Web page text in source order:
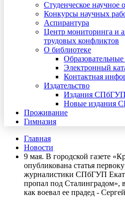
Студенческое научное
Конкурсы научных
Аспирантура
Центр мониторинга и
трудовых конфликтов
О библиотеке
Электронный
Контактная
Издательство
Издания СПбГУП
Новые издания
Проживание
Гимназия
Главная
Новости
9 мая. В городской газете
опубликована статья
журналистики СПбГУП
пропал под Сталинградом»,
как воевал ее прадед -